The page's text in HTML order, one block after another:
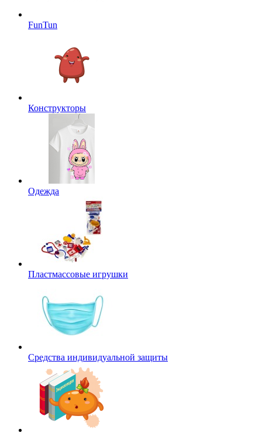
FunTun
Конструкторы
Одежда
Пластмассовые игрушки
Средства индивидуальной защиты